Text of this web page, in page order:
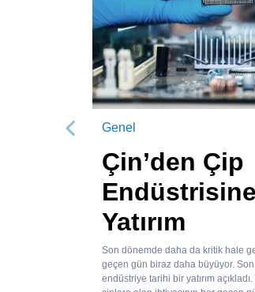
Genel
Çin’den Çip
Yatırım
Son dönemde daha da kritik hale
geçen gün biraz daha büyüyor.
endüstriye tarihi bir yatırım
Önceki